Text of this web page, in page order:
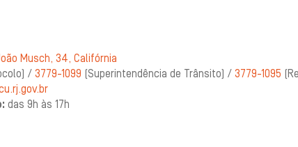
Musch, 34, Califórnia
/ 3779-1099 (Superintendência de Trânsito) / 3779-1095
das 9h às 17h